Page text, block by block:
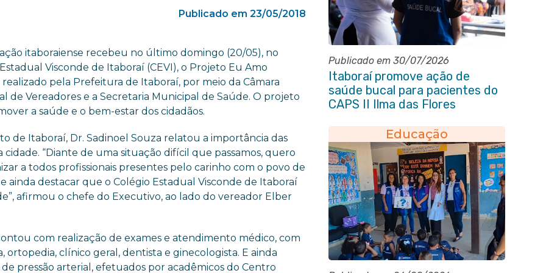
Publicado em 23/05/2018
itaboraiense recebeu no último domingo (20/05), no
Visconde de Itaboraí (CEVI), o Projeto Eu Amo
pela Prefeitura de Itaboraí, por meio da Câmara
de Vereadores e a Secretaria Municipal de Saúde. O projeto
a saúde e o bem-estar dos cidadãos.
de Itaboraí, Dr. Sadinoel Souza relatou a importância das
cidade. “Diante de uma situação difícil que passamos, quero
a todos profissionais presentes pelo carinho com o povo de
ainda destacar que o Colégio Estadual Visconde de Itaboraí
afirmou o chefe do Executivo, ao lado do vereador Elber
com realização de exames e atendimento médico, com
ortopedia, clínico geral, dentista e ginecologista. E ainda
pressão arterial, efetuados por acadêmicos do Centro
Publicado em 30/07/2026
Itaboraí promove ação de
saúde bucal para pacientes do
CAPS II Ilma das Flores
Educação